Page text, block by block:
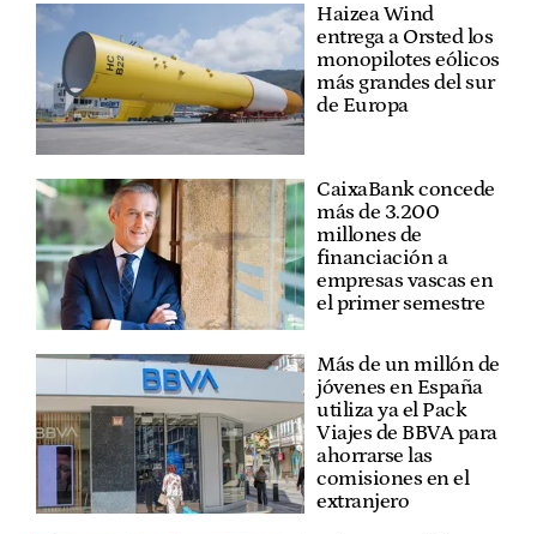
Haizea Wind
entrega a Orsted los
monopilotes eólicos
más grandes del sur
de Europa
CaixaBank concede
más de 3.200
millones de
financiación a
empresas vascas en
el primer semestre
Más de un millón de
jóvenes en España
utiliza ya el Pack
Viajes de BBVA para
ahorrarse las
comisiones en el
extranjero